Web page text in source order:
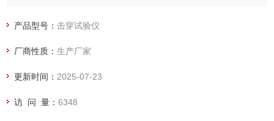
试验介质：空气，绝缘油
耐压时间：0-8H 保持相对电压
产品型号：击穿试验仪
厂商性质：生产厂家
更新时间： 2025-07-23
访 问 量：6348